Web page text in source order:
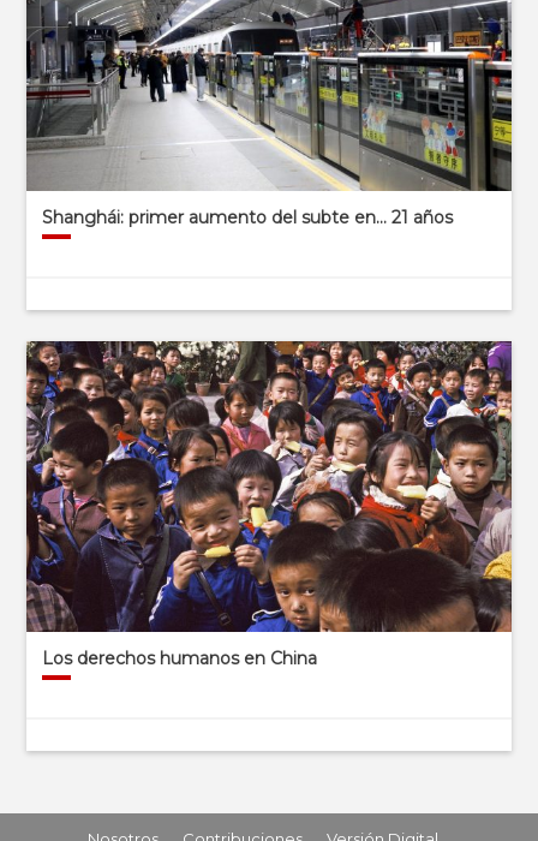
Shanghái: primer aumento del subte en… 21 años
Los derechos humanos en China